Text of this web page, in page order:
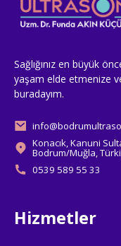
Sağlığınız en büyük
yaşam elde etmenize
buradayım.
Konacık, Kanuni
Bodrum/Muğla,
0539 589 55 33
Hizmetler